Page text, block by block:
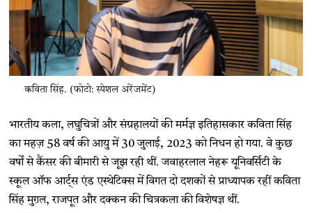
कविता सिंह. (फोटो: स्पेशल अरेंजमेंट)
भारतीय कला, लघुचित्रों और संग्रहालयों की मर्मज्ञ इतिहासकार कविता सिंह
का महज़ 58 वर्ष की आयु में 30 जुलाई, 2023 को निधन हो गया. वे कुछ
वर्षों से कैंसर की बीमारी से जूझ रही थीं. जवाहरलाल नेहरू यूनिवर्सिटी के
स्कूल ऑफ आर्ट्स एंड एस्थेटिक्स में विगत दो दशकों से प्राध्यापक रहीं कविता
सिंह मुग़ल, राजपूत और दक्कन की चित्रकला की विशेषज्ञ थीं.